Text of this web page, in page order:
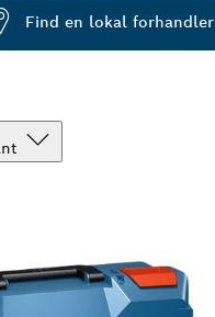
Find en lokal forhandler